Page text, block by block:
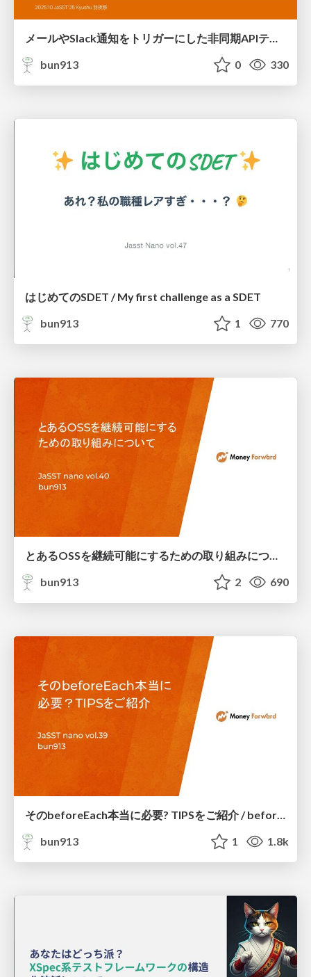
bun913
0 330
はじめてのSDET / My first challenge as a SDET
bun913
1 770
とあるOSSを継続可能にするための取り組みについて / OSS Refactoring Process
bun913
2 690
そのbeforeEach本当に必要? TIPSをご紹介 / beforeEach TIPS
bun913
1 1.8k